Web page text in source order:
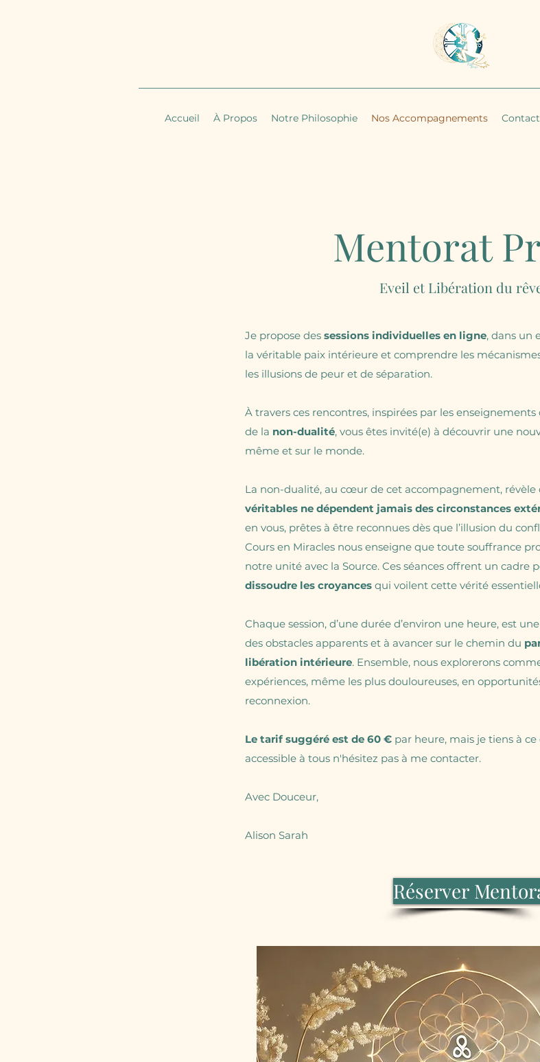
Accueil À Propos Notre Philosophie Nos Accompagnements Contact
Mentorat
Eveil et Libération du
Je propose des sessions individuelles en ligne, dans un
la véritable paix intérieure et comprendre les
les illusions de peur et de séparation.
À travers ces rencontres, inspirées par les enseignements
de la non-dualité, vous êtes invité(e) à découvrir une
même et sur le monde.
La non-dualité, au cœur de cet accompagnement, révèle
véritables ne dépendent jamais des circonstances
en vous, prêtes à être reconnues dès que l’illusion du
Cours en Miracles nous enseigne que toute souffrance
notre unité avec la Source. Ces séances offrent un cadre
dissoudre les croyances qui voilent cette vérité
Chaque session, d’une durée d’environ une heure, est
des obstacles apparents et à avancer sur le chemin du
libération intérieure. Ensemble, nous explorerons
expériences, même les plus douloureuses, en
reconnexion.
Le tarif suggéré est de 60 € par heure, mais je tiens à
accessible à tous n'hésitez pas à me contacter.
Avec Douceur,
Alison Sarah
Réserver